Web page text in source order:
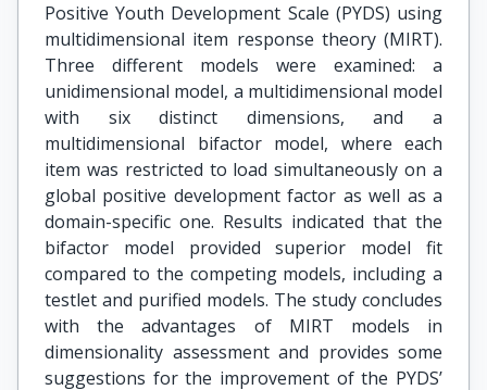
Positive Youth Development Scale (PYDS) using
multidimensional item response theory (MIRT).
Three different models were examined: a
unidimensional model, a multidimensional model
with six distinct dimensions, and a
multidimensional bifactor model, where each
item was restricted to load simultaneously on a
global positive development factor as well as a
domain-specific one. Results indicated that the
bifactor model provided superior model fit
compared to the competing models, including a
testlet and purified models. The study concludes
with the advantages of MIRT models in
dimensionality assessment and provides some
suggestions for the improvement of the PYDS’